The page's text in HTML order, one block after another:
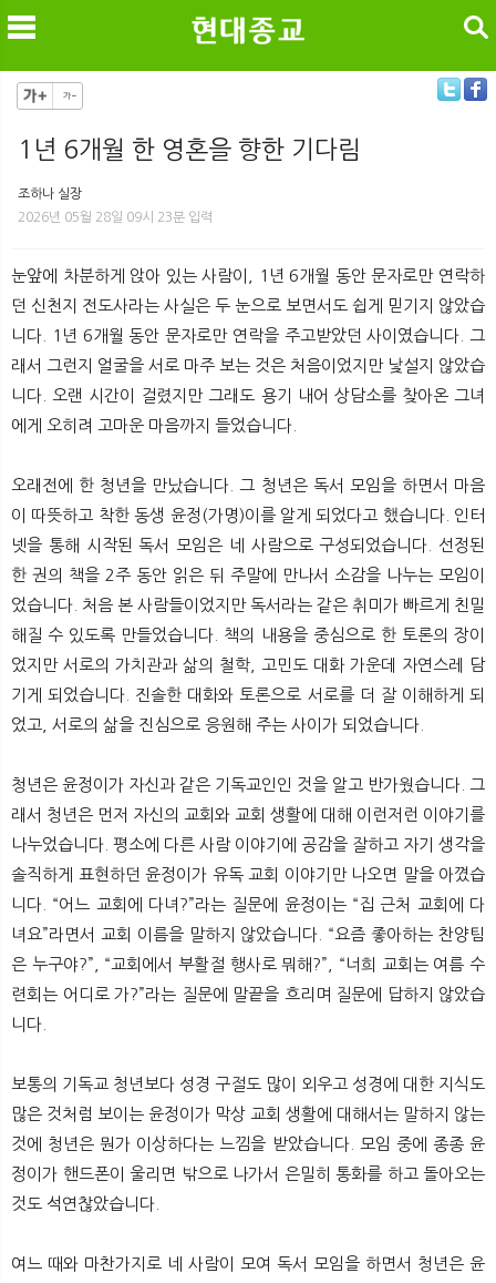
뉴 색
검색
1년 6개월 한 영혼을 향한 기다림
조하나 실장
2026년 05월 28일 09시 23분 입력
눈앞에 차분하게 앉아 있는 사람이, 1년 6개월 동안 문자로만 연락하
던 신천지 전도사라는 사실은 두 눈으로 보면서도 쉽게 믿기지 않았습
니다. 1년 6개월 동안 문자로만 연락을 주고받았던 사이였습니다. 그
래서 그런지 얼굴을 서로 마주 보는 것은 처음이었지만 낯설지 않았습
니다. 오랜 시간이 걸렸지만 그래도 용기 내어 상담소를 찾아온 그녀
에게 오히려 고마운 마음까지 들었습니다.
오래전에 한 청년을 만났습니다. 그 청년은 독서 모임을 하면서 마음
이 따뜻하고 착한 동생 윤정(가명)이를 알게 되었다고 했습니다. 인터
넷을 통해 시작된 독서 모임은 네 사람으로 구성되었습니다. 선정된
한 권의 책을 2주 동안 읽은 뒤 주말에 만나서 소감을 나누는 모임이
었습니다. 처음 본 사람들이었지만 독서라는 같은 취미가 빠르게 친밀
해질 수 있도록 만들었습니다. 책의 내용을 중심으로 한 토론의 장이
었지만 서로의 가치관과 삶의 철학, 고민도 대화 가운데 자연스레 담
기게 되었습니다. 진솔한 대화와 토론으로 서로를 더 잘 이해하게 되
었고, 서로의 삶을 진심으로 응원해 주는 사이가 되었습니다.
청년은 윤정이가 자신과 같은 기독교인인 것을 알고 반가웠습니다. 그
래서 청년은 먼저 자신의 교회와 교회 생활에 대해 이런저런 이야기를
나누었습니다. 평소에 다른 사람 이야기에 공감을 잘하고 자기 생각을
솔직하게 표현하던 윤정이가 유독 교회 이야기만 나오면 말을 아꼈습
니다. “어느 교회에 다녀?”라는 질문에 윤정이는 “집 근처 교회에 다
녀요”라면서 교회 이름을 말하지 않았습니다. “요즘 좋아하는 찬양팀
은 누구야?”, “교회에서 부활절 행사로 뭐해?”, “너희 교회는 여름 수
련회는 어디로 가?”라는 질문에 말끝을 흐리며 질문에 답하지 않았습
니다.
보통의 기독교 청년보다 성경 구절도 많이 외우고 성경에 대한 지식도
많은 것처럼 보이는 윤정이가 막상 교회 생활에 대해서는 말하지 않는
것에 청년은 뭔가 이상하다는 느낌을 받았습니다. 모임 중에 종종 윤
정이가 핸드폰이 울리면 밖으로 나가서 은밀히 통화를 하고 돌아오는
것도 석연찮았습니다.
여느 때와 마찬가지로 네 사람이 모여 독서 모임을 하면서 청년은 윤